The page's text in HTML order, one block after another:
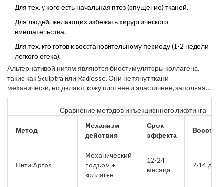
Для тех, у кого есть начальная птоз (опущение) тканей.
Для людей, желающих избежать хирургического
вмешательства.
Для тех, кто готов к восстановительному периоду (1-2 недели
легкого отека).
Альтернативой нитям являются биостимуляторы коллагена,
такие какSculptra или Radiesse.Они не тянут ткани
механически, но делают кожу плотнее и эластичнее, заполняя
объем изнутри. Это более мягкий, но постепенный метод
улучшения овала.Сравнение методов инъекционного лифтинга
Метод
Механизм
действия
Срок
эффекта
Нити Aptos
Механический
подъем +
коллаген
12-24
месяца
7-14